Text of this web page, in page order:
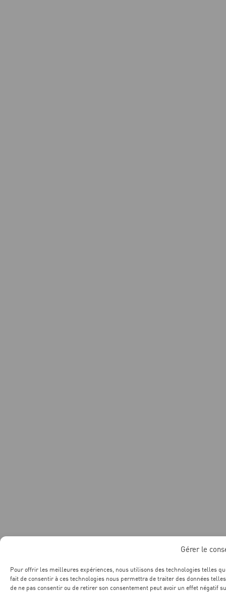
Gérer le
Pour offrir les meilleures expériences, nous utilisons des technologies telles
fait de consentir à ces technologies nous permettra de traiter des données
de ne pas consentir ou de retirer son consentement peut avoir un effet négatif